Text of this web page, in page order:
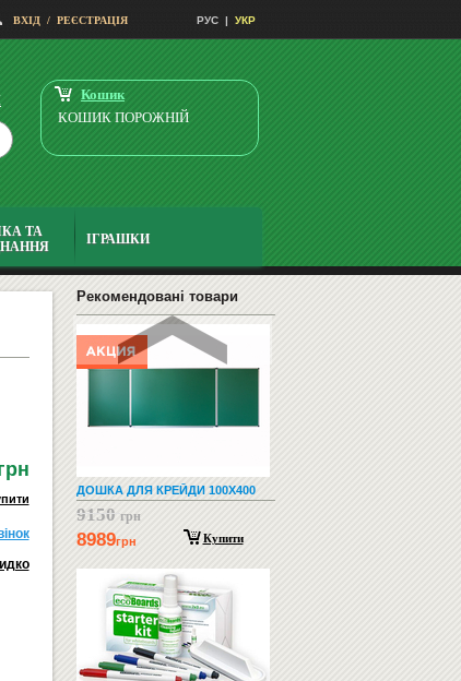
ВХІД / РЕЄСТРАЦІЯ РУС | УКР
Кошик
КОШИК ПОРОЖНІЙ
ТА
ІГРАШКИ
Рекомендовані товари
ДИТЯЧИЙ СМАРТ-ГОДИННИК -
2795грн Купити
ДИТЯЧІ ЛІЖЕЧКА
ДОШКА ДЛЯ КРЕЙДИ 100Х400
9150 грн
8989грн Купити